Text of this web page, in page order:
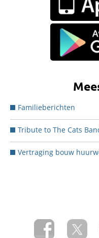
Familieberichten
Tribute to The Cats
Vertraging bouw